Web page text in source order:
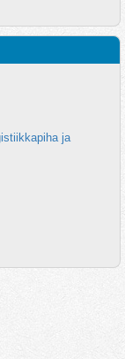
ja